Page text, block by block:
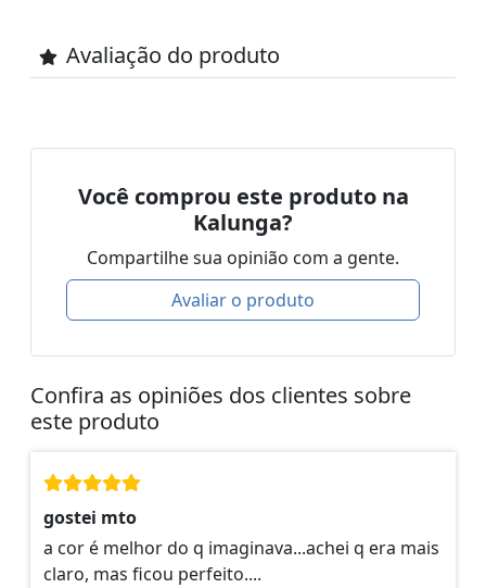
Avaliação do produto
Você comprou este produto na
Kalunga?
Compartilhe sua opinião com a gente.
Avaliar o produto
Confira as opiniões dos clientes sobre
este produto
gostei mto
a cor é melhor do q imaginava...achei q era mais
claro, mas ficou perfeito....